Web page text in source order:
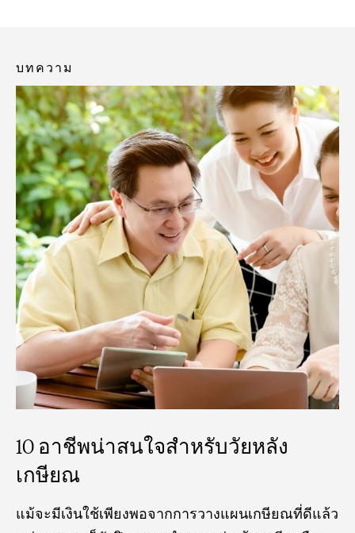
บทความ
10 อาชีพน่าสนใจสำหรับวัยหลัง
เกษียณ
แม้จะมีเงินใช้เพียงพอจากการวางแผนเกษียณที่ดีแล้ว